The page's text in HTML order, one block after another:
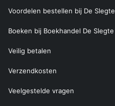
Voordelen bestellen bij De Slegte
Boeken bij Boekhandel De Slegte
Veilig betalen
Verzendkosten
Veelgestelde vragen